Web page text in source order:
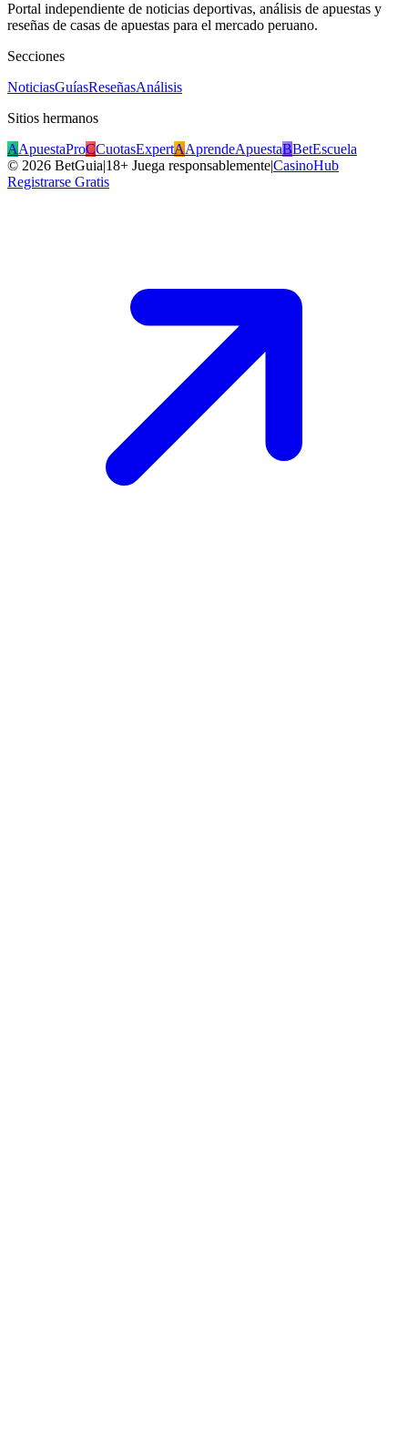
Portal independiente de noticias deportivas, análisis de apuestas y
reseñas de casas de apuestas para el mercado peruano.
Secciones
NoticiasGuíasReseñasAnálisis
Sitios hermanos
AApuestaProCCuotasExpertAAprendeApuestaBBetEscuela
© 2026 BetGuia|18+ Juega responsablemente|CasinoHub
Registrarse Gratis